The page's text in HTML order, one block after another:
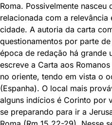
Roma. Possivelmente nasceu
relacionada com a
cidade. A autoria da carta
questionamentos por parte
época de redação há grande
escreve a Carta aos
no oriente, tendo em vista o
(Espanha). O local mais
alguns indícios é Corinto por
se preparando para ir a